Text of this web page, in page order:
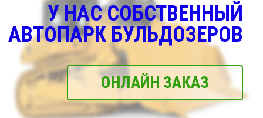
У НАС СОБСТВЕННЫЙ
АВТОПАРК БУЛЬДОЗЕРОВ
ОНЛАЙН ЗАКАЗ